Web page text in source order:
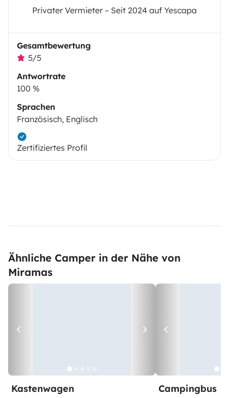
Privater Vermieter – Seit 2024 auf Yescapa
Gesamtbewertung
5/5
Antwortrate
100 %
Sprachen
Französisch, Englisch
Zertifiziertes Profil
Ähnliche Camper in der Nähe von
Miramas
Kastenwagen Campingbus